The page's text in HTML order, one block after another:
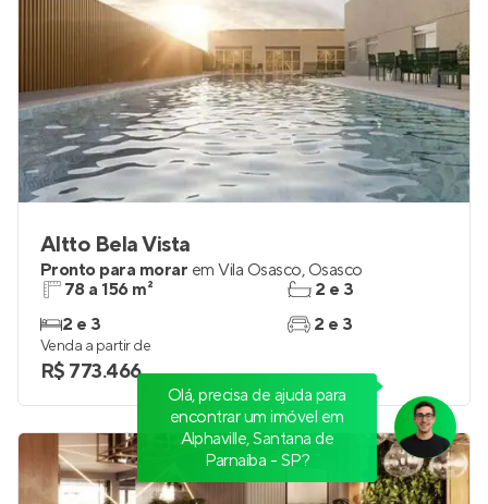
Altto Bela Vista
Pronto para morar em Vila Osasco, Osasco
78 a 156 m²
2 e 3
2 e 3
2 e 3
Venda a partir de
R$ 773.466
Olá, precisa de ajuda para
encontrar um imóvel em
Alphaville, Santana de
Parnaíba - SP?